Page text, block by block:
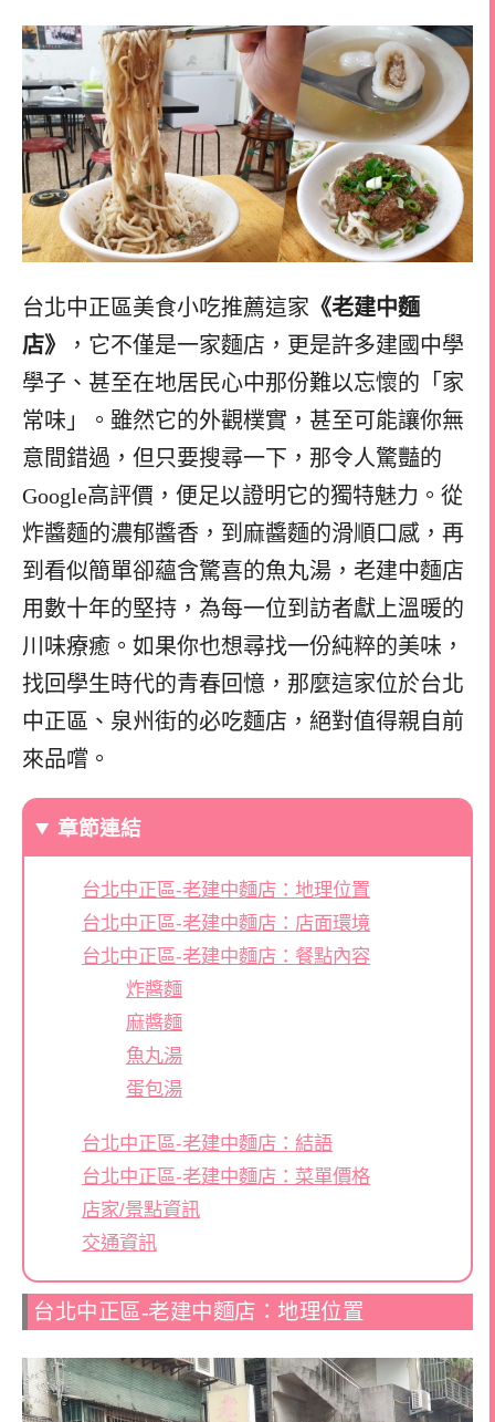
台北中正區美食小吃推薦這家 《老建中麵
店》
，它不僅是一家麵店，更是許多建國中學
學子、甚至在地居民心中那份難以忘懷的「家
常味」。雖然它的外觀樸實，甚至可能讓你無
意間錯過，但只要搜尋一下，那令人驚豔的
Google高評價，便足以證明它的獨特魅力。從
炸醬麵的濃郁醬香，到麻醬麵的滑順口感，再
到看似簡單卻蘊含驚喜的魚丸湯，老建中麵店
用數十年的堅持，為每一位到訪者獻上溫暖的
川味療癒。如果你也想尋找一份純粹的美味，
找回學生時代的青春回憶，那麼這家位於台北
中正區、泉州街的必吃麵店，絕對值得親自前
來品嚐。
章節連結
台北中正區-老建中麵店：地理位置
台北中正區-老建中麵店：店面環境
台北中正區-老建中麵店：餐點內容
炸醬麵
麻醬麵
魚丸湯
蛋包湯
台北中正區-老建中麵店：結語
台北中正區-老建中麵店：菜單價格
店家/景點資訊
交通資訊
台北中正區-老建中麵店：地理位置